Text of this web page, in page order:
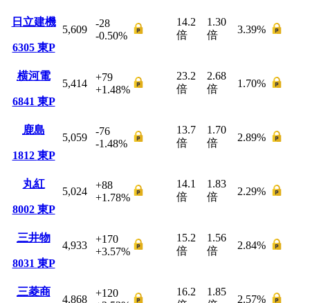
日立建機
6305 東P
5,609
-28
-0.50%
14.2
倍
1.30
倍
3.39%
横河電
6841 東P
5,414
+79
+1.48%
23.2
倍
2.68
倍
1.70%
鹿島
1812 東P
5,059
-76
-1.48%
13.7
倍
1.70
倍
2.89%
丸紅
8002 東P
5,024
+88
+1.78%
14.1
倍
1.83
倍
2.29%
三井物
8031 東P
4,933
+170
+3.57%
15.2
倍
1.56
倍
2.84%
三菱商
4,868
+120
16.2
1.85
2.57%